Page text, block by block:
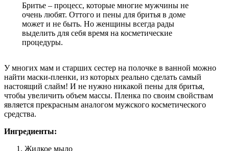
Бритье – процесс, которые многие мужчины не
очень любят. Оттого и пены для бритья в доме
может и не быть. Но женщины всегда рады
выделить для себя время на косметические
процедуры.
У многих мам и старших сестер на полочке в ванной можно
найти маски-пленки, из которых реально сделать самый
настоящий слайм! И не нужно никакой пены для бритья,
чтобы увеличить объем массы. Пленка по своим свойствам
является прекрасным аналогом мужского косметического
средства.
Ингредиенты:
Жидкое мыло